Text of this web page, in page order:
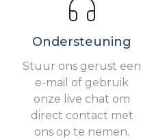
Ondersteuning
Stuur ons gerust een
e-mail of gebruik
onze live chat om
direct contact met
ons op te nemen.